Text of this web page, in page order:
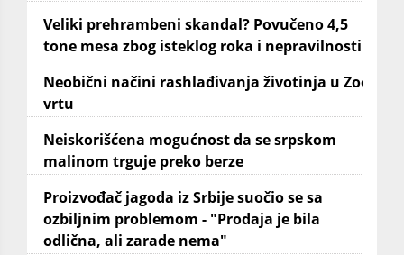
Veliki prehrambeni skandal? Povučeno 4,5
tone mesa zbog isteklog roka i nepravilnosti
Neobični načini rashlađivanja životinja u Zoo
vrtu
Neiskorišćena mogućnost da se srpskom
malinom trguje preko berze
Proizvođač jagoda iz Srbije suočio se sa
ozbiljnim problemom - "Prodaja je bila
odlična, ali zarade nema"